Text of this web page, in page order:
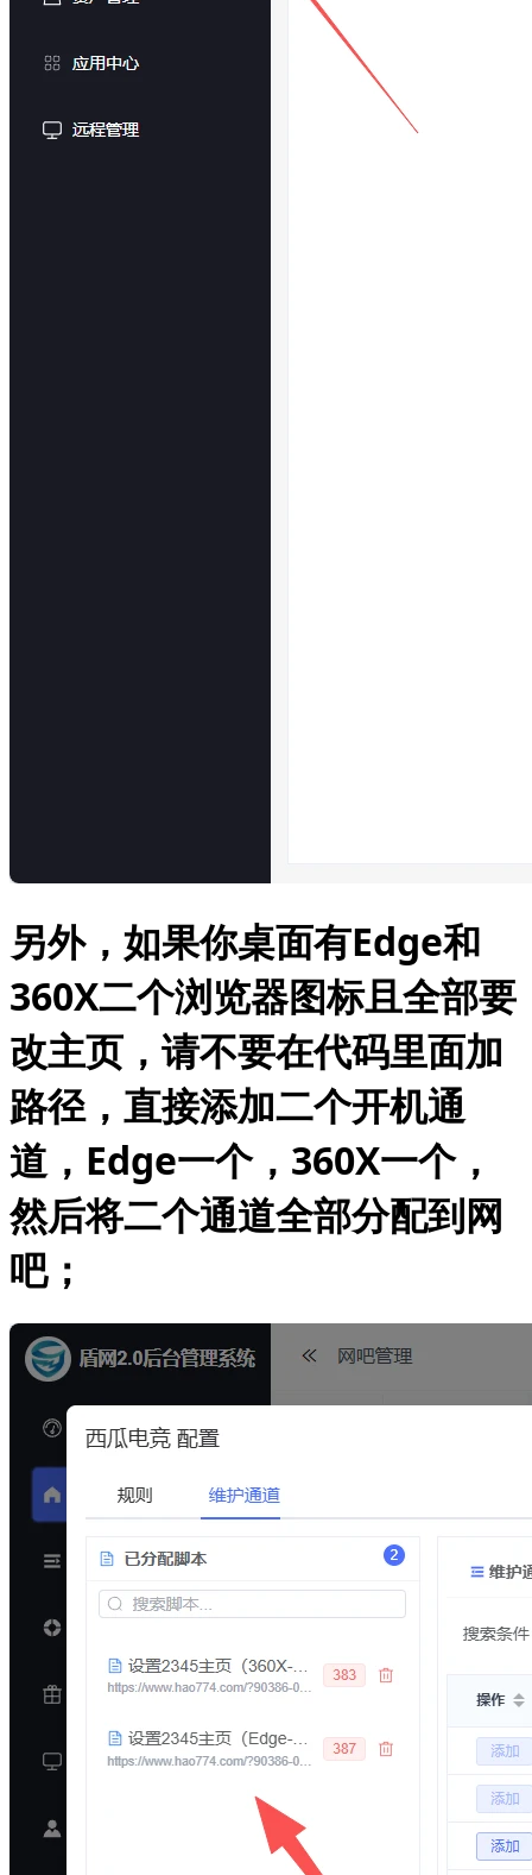
另外，如果你桌面有Edge和
360X二个浏览器图标且全部要
改主页，请不要在代码里面加
路径，直接添加二个开机通
道，Edge一个，360X一个，
然后将二个通道全部分配到网
吧；